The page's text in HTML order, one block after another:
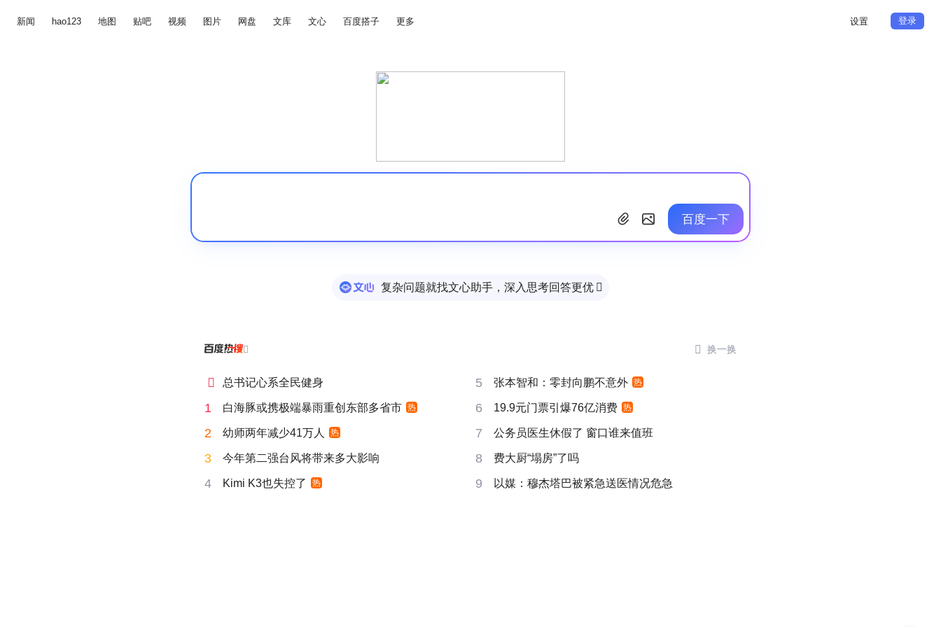
新闻 hao123 地图 贴吧 视频 图片 网盘 文库 文心 百度搭子 更多 设置 登录
百度一下
复杂问题就找文心助手，深入思考回答更优 
  换一换
 总书记心系全民健身 5 张本智和：零封向鹏不意外 热
1 白海豚或携极端暴雨重创东部多省市 热 6 19.9元门票引爆76亿消费 热
2 幼师两年减少41万人 热 7 公务员医生休假了 窗口谁来值班
3 今年第二强台风将带来多大影响 8 费大厨“塌房”了吗
4 Kimi K3也失控了 热 9 以媒：穆杰塔巴被紧急送医情况危急